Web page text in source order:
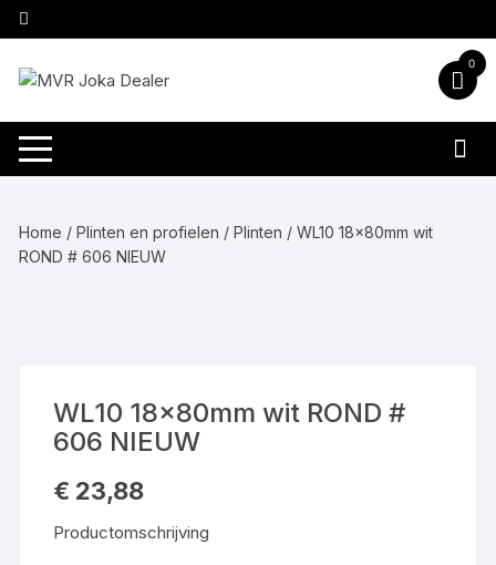
naar
inhoud
0
Home /Plinten en profielen /Plinten / WL10 18x80mm wit
ROND # 606 NIEUW
WL10 18x80mm wit ROND #
606 NIEUW
€ 23,88
Productomschrijving